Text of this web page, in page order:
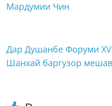
Мардумии Чин
Дар Душанбе Форуми
Шанхай баргузор